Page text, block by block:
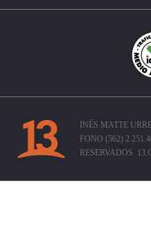
INÉS MATTE
FONO (562) 2 251
RESERVADOS.